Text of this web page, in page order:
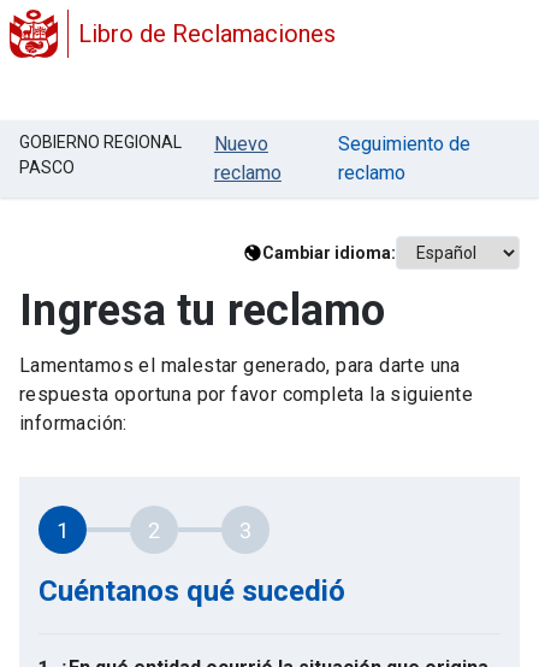
Libro de Reclamaciones
GOBIERNO REGIONAL
PASCO
Nuevo
reclamo
Seguimiento de
reclamo
Cambiar idioma:
Ingresa tu reclamo
Lamentamos el malestar generado, para darte una
respuesta oportuna por favor completa la siguiente
información:
1 2 3
Cuéntanos qué sucedió